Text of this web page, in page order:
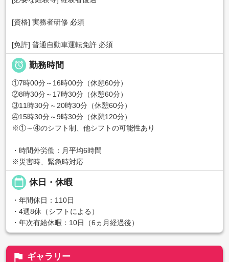
[資格] 実務者研修 必須
[免許] 普通自動車運転免許 必須
 勤務時間
①7時00分～16時00分（休憩60分）
②8時30分～17時30分（休憩60分）
③11時30分～20時30分（休憩60分）
④15時30分～9時30分（休憩120分）
※①～④のシフト制、他シフトの可能性あり
・時間外労働：月平均6時間
※災害時、緊急時対応
calendar_today 休日・休暇
・年間休日：110日
・4週8休（シフトによる）
・年次有給休暇：10日（6ヵ月経過後）
flag ギャラリー